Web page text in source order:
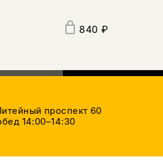
840 ₽
проспект 60
14:00–14:30